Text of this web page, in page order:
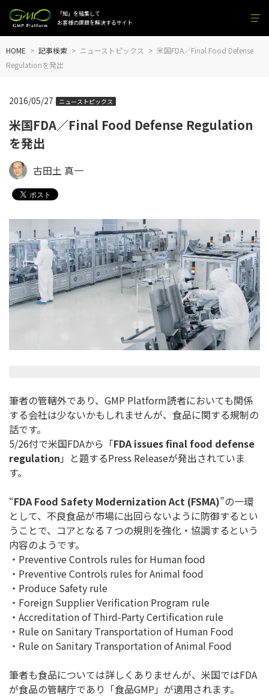
「知」を結集して
お客様の課題を解決するサイト
HOME 記事検索 ニューストピックス
米国FDA／Final Food Defense
Regulationを発出
米国FDA／Final Food Defense Regulation
を発出
2016/05/27 ニューストピックス
古田土 真一
筆者の管轄外であり、GMP Platform読者においても関係
する会社は少ないかもしれませんが、食品に関する規制の
話です。
5/26付で米国FDAから「FDA issues final food defense
regulation 」と題するPress Releaseが発出されていま
す。
“FDA Food Safety Modernization Act (FSMA)”の一環
として、不良食品が市場に出回らないように防御するとい
うことで、コアとなる７つの規則を強化・協調するという
内容のようです。
・Preventive Controls rules for Human food
・Preventive Controls rules for Animal food
・Produce Safety rule
・Foreign Supplier Verification Program rule
・Accreditation of Third-Party Certification rule
・Rule on Sanitary Transportation of Human Food
・Rule on Sanitary Transportation of Animal Food
筆者も食品については詳しくありませんが、米国ではFDA
が食品の管轄庁であり「食品GMP」が適用されます。